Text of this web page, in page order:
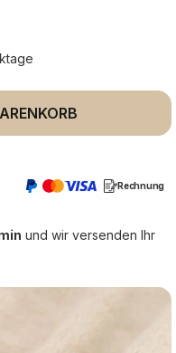
gewünschten
Rechnung
und wir versenden Ihr